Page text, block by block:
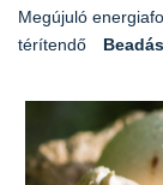
Megújuló
térítendő